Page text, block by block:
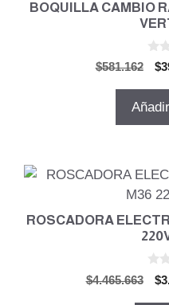
BOQUILLA CAMBIO
$581.162
El
$
ROSCADORA
$4.465.663
El
$